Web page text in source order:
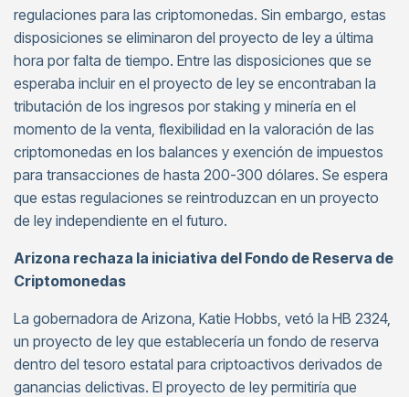
regulaciones para las criptomonedas. Sin embargo, estas
disposiciones se eliminaron del proyecto de ley a última
hora por falta de tiempo. Entre las disposiciones que se
esperaba incluir en el proyecto de ley se encontraban la
tributación de los ingresos por staking y minería en el
momento de la venta, flexibilidad en la valoración de las
criptomonedas en los balances y exención de impuestos
para transacciones de hasta 200-300 dólares. Se espera
que estas regulaciones se reintroduzcan en un proyecto
de ley independiente en el futuro.
Arizona rechaza la iniciativa del Fondo de Reserva de
Criptomonedas
La gobernadora de Arizona, Katie Hobbs, vetó la HB 2324,
un proyecto de ley que establecería un fondo de reserva
dentro del tesoro estatal para criptoactivos derivados de
ganancias delictivas. El proyecto de ley permitiría que